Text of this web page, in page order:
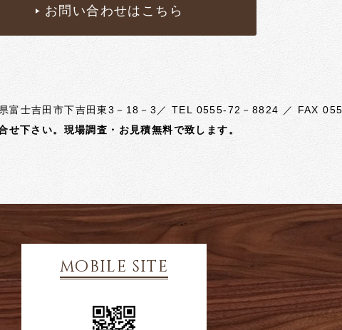
お問い合わせはこちら
士吉田市下吉田東3－18－3／ TEL 0555‐72－8824 ／ FAX
調査・お見積無料で致します。
mobile site